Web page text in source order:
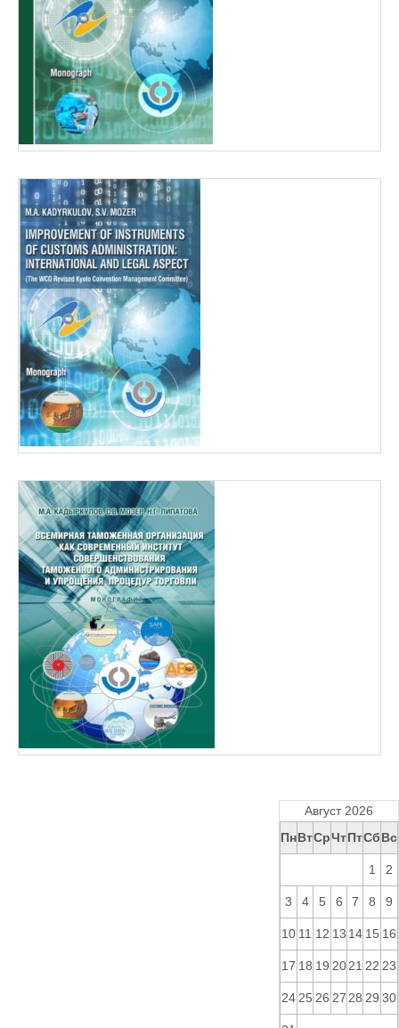
Август 2026
ПнВтСрЧтПтСбВс
1 2
3 4 5 6 7 8 9
10 11 12 13 14 15 16
17 18 19 20 21 22 23
24 25 26 27 28 29 30